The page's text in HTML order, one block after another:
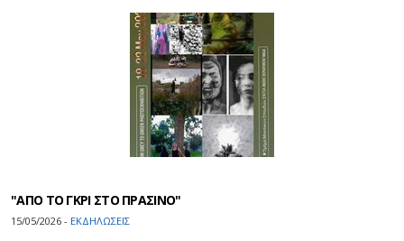
"ΑΠΟ ΤΟ ΓΚΡΙ ΣΤΟ ΠΡΑΣΙΝΟ"
15/05/2026 - ΕΚΔΗΛΩΣΕΙΣ